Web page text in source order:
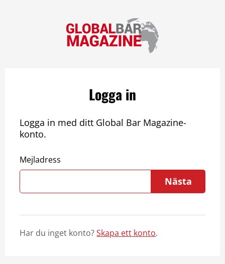
Logga in
Logga in med ditt Global Bar Magazine-
konto.
Mejladress
Nästa
Har du inget konto?Skapa ett konto.